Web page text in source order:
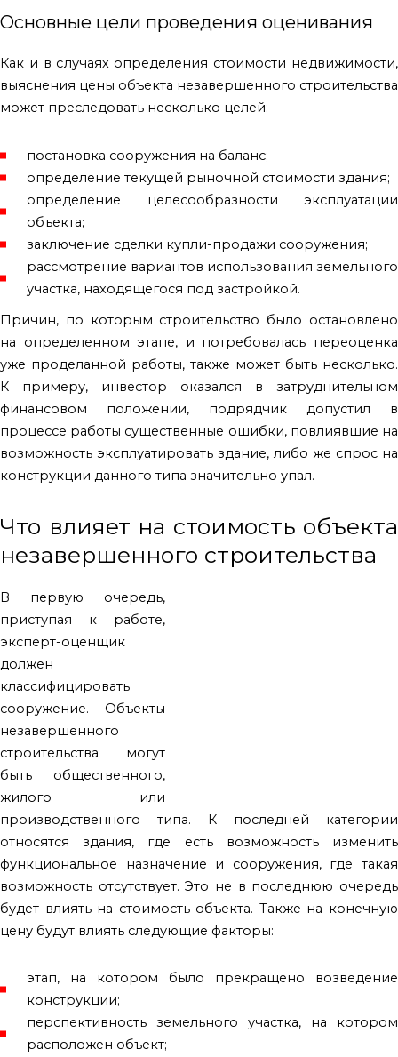
Основные цели проведения оценивания
Как и в случаях определения стоимости недвижимости,
выяснения цены объекта незавершенного строительства
может преследовать несколько целей:
постановка сооружения на баланс;
определение текущей рыночной стоимости здания;
определение целесообразности эксплуатации
объекта;
заключение сделки купли-продажи сооружения;
рассмотрение вариантов использования земельного
участка, находящегося под застройкой.
Причин, по которым строительство было остановлено
на определенном этапе, и потребовалась переоценка
уже проделанной работы, также может быть несколько.
К примеру, инвестор оказался в затруднительном
финансовом положении, подрядчик допустил в
процессе работы существенные ошибки, повлиявшие на
возможность эксплуатировать здание, либо же спрос на
конструкции данного типа значительно упал.
Что влияет на стоимость объекта
незавершенного строительства
В первую очередь,
приступая к работе,
эксперт-оценщик
должен
классифицировать
сооружение. Объекты
незавершенного
строительства могут
быть общественного,
жилого или
производственного типа. К последней категории
относятся здания, где есть возможность изменить
функциональное назначение и сооружения, где такая
возможность отсутствует. Это не в последнюю очередь
будет влиять на стоимость объекта. Также на конечную
цену будут влиять следующие факторы:
этап, на котором было прекращено возведение
конструкции;
перспективность земельного участка, на котором
расположен объект;